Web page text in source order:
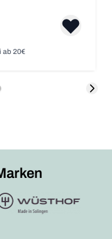
ab 20€